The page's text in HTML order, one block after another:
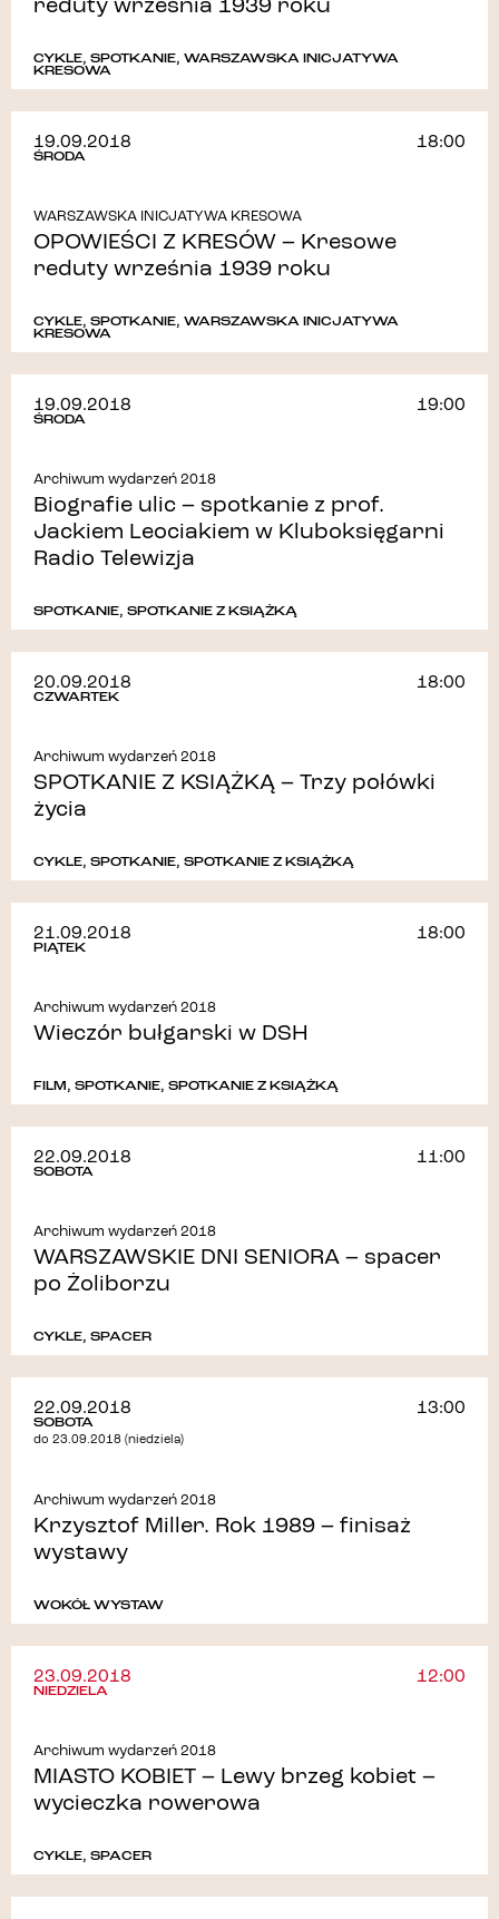
reduty września 1939 roku
CYKLE, SPOTKANIE, WARSZAWSKA INICJATYWA
KRESOWA
19.09.2018
ŚRODA
18:00
WARSZAWSKA INICJATYWA KRESOWA
OPOWIEŚCI Z KRESÓW – Kresowe
reduty września 1939 roku
CYKLE, SPOTKANIE, WARSZAWSKA INICJATYWA
KRESOWA
19.09.2018
ŚRODA
19:00
Archiwum wydarzeń 2018
Biografie ulic – spotkanie z prof.
Jackiem Leociakiem w Kluboksięgarni
Radio Telewizja
SPOTKANIE, SPOTKANIE Z KSIĄŻKĄ
20.09.2018
CZWARTEK
18:00
Archiwum wydarzeń 2018
SPOTKANIE Z KSIĄŻKĄ – Trzy połówki
życia
CYKLE, SPOTKANIE, SPOTKANIE Z KSIĄŻKĄ
21.09.2018
PIĄTEK
18:00
Archiwum wydarzeń 2018
Wieczór bułgarski w DSH
FILM, SPOTKANIE, SPOTKANIE Z KSIĄŻKĄ
22.09.2018
SOBOTA
11:00
Archiwum wydarzeń 2018
WARSZAWSKIE DNI SENIORA – spacer
po Żoliborzu
CYKLE, SPACER
22.09.2018
SOBOTA
do 23.09.2018 (niedziela)
13:00
Archiwum wydarzeń 2018
Krzysztof Miller. Rok 1989 – finisaż
wystawy
WOKÓŁ WYSTAW
23.09.2018
NIEDZIELA
12:00
Archiwum wydarzeń 2018
MIASTO KOBIET – Lewy brzeg kobiet –
wycieczka rowerowa
CYKLE, SPACER